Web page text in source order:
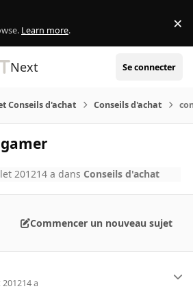
Learn more. ×
Next Se connecter
Conseils d'achat Conseils d'achat
201214 a dans Conseils d'achat
Commencer un nouveau sujet
201214 a